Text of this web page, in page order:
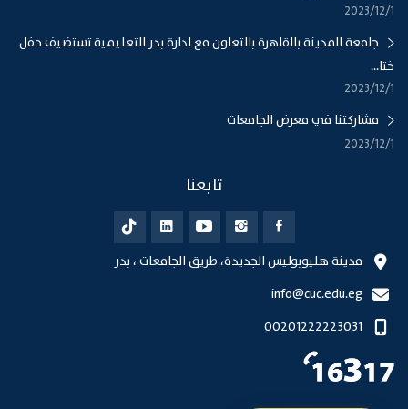
1‏‏/12‏‏/2023
جامعة المدينة بالقاهرة بالتعاون مع ادارة بدر التعليمية تستضيف حفل
ختا...
1‏‏/12‏‏/2023
مشاركتنا في معرض الجامعات
1‏‏/12‏‏/2023
تابعنا
مدينة هليوبوليس الجديدة، طريق الجامعات ، بدر
info@cuc.edu.eg
00201222223031